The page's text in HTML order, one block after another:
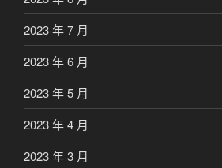
2023 年 7 月
2023 年 6 月
2023 年 5 月
2023 年 4 月
2023 年 3 月